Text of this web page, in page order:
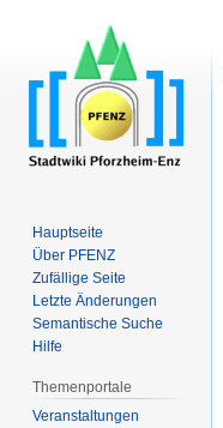
Hauptseite
Über PFENZ
Zufällige Seite
Letzte Änderungen
Semantische Suche
Hilfe
Themenportale
Veranstaltungen